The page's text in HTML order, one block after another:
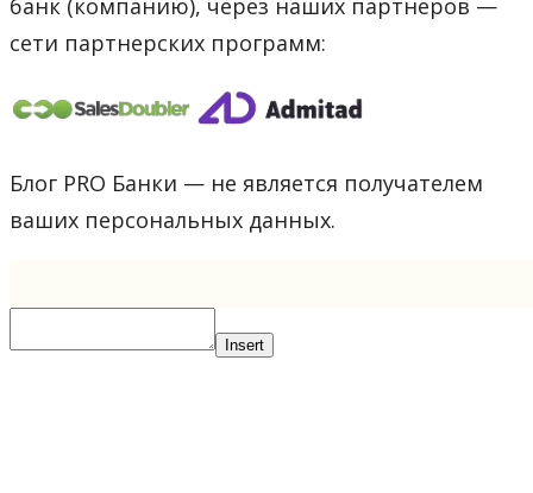
банк (компанию), через наших партнеров —
сети партнерских программ:
Блог PRO Банки — не является получателем
ваших персональных данных.
Insert